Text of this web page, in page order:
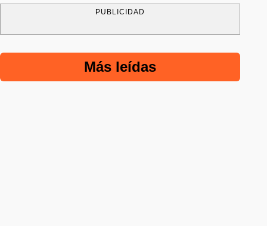
PUBLICIDAD
Más leídas